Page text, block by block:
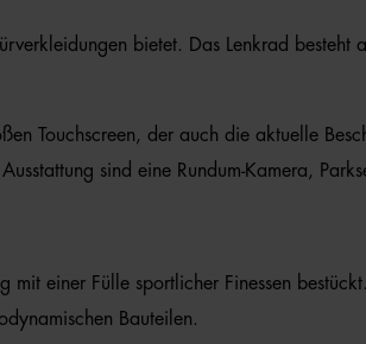
bietet. Das Lenkrad besteht
Touchscreen, der auch die aktuelle
sind eine Rundum-Kamera,
einer Fülle sportlicher Finessen
Bauteilen.